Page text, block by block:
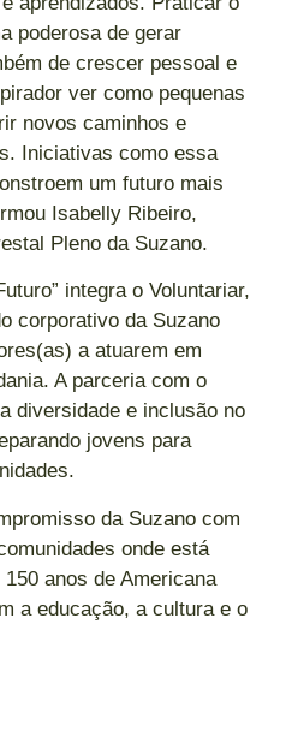
poderosa de gerar
de crescer pessoal e
ver como pequenas
novos caminhos e
Iniciativas como essa
um futuro mais
Isabelly Ribeiro,
Pleno da Suzano.
integra o Voluntariar,
corporativo da Suzano
a atuarem em
A parceria com o
diversidade e inclusão no
jovens para
da Suzano com
onde está
anos de Americana
a educação, a cultura e o